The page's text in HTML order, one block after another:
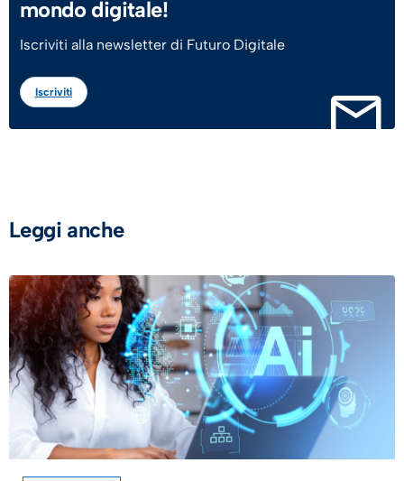
mondo digitale!
Iscriviti alla newsletter di Futuro Digitale
Iscriviti
Leggi anche